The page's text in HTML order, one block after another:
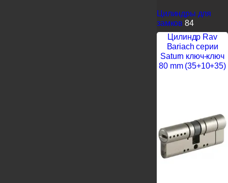
Цилиндры для
замков 84
Цилиндр Rav
Bariach серии
Saturn ключ-ключ
80 mm (35+10+35)